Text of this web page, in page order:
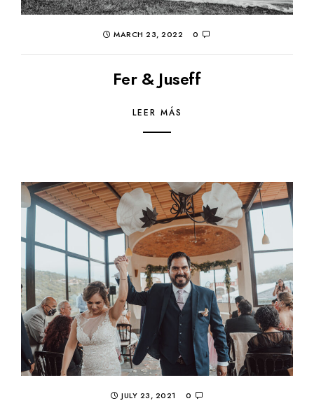
MARCH 23, 2022 0
Fer & Juseff
LEER MÁS
JULY 23, 2021 0